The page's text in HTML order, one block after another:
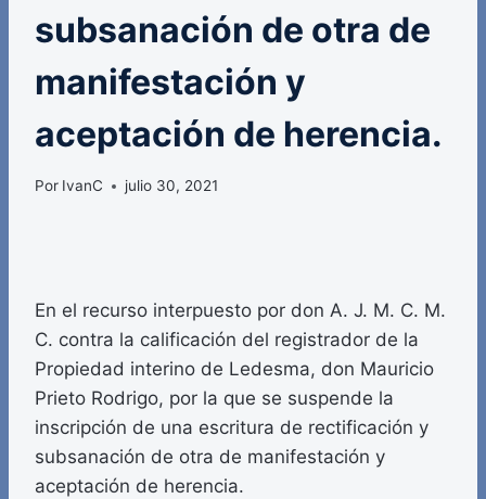
subsanación de otra de
manifestación y
aceptación de herencia.
Por IvanC julio 30, 2021
En el recurso interpuesto por don A. J. M. C. M.
C. contra la calificación del registrador de la
Propiedad interino de Ledesma, don Mauricio
Prieto Rodrigo, por la que se suspende la
inscripción de una escritura de rectificación y
subsanación de otra de manifestación y
aceptación de herencia.